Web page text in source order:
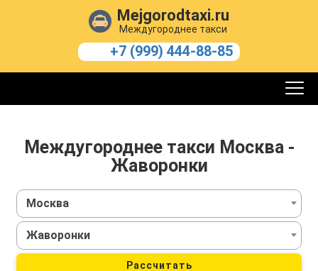
Mejgorodtaxi.ru
Междугороднее такси
+7 (999) 444-88-85
Междугороднее такси Москва -
Жаворонки
Москва
Жаворонки
Рассчитать